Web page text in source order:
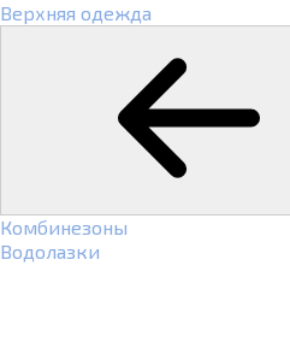
Верхняя одежда
Комбинезоны
Водолазки